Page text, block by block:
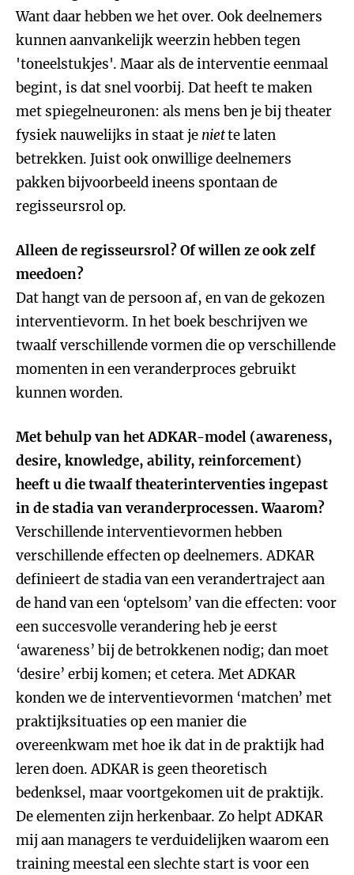
Want daar hebben we het over. Ook deelnemers
kunnen aanvankelijk weerzin hebben tegen
'toneelstukjes'. Maar als de interventie eenmaal
begint, is dat snel voorbij. Dat heeft te maken
met spiegelneuronen: als mens ben je bij theater
fysiek nauwelijks in staat je niette laten
betrekken. Juist ook onwillige deelnemers
pakken bijvoorbeeld ineens spontaan de
regisseursrol op.
Alleen de regisseursrol? Of willen ze ook zelf
meedoen?
Dat hangt van de persoon af, en van de gekozen
interventievorm. In het boek beschrijven we
twaalf verschillende vormen die op verschillende
momenten in een veranderproces gebruikt
kunnen worden.
Met behulp van het ADKAR-model (awareness,
desire, knowledge, ability, reinforcement)
heeft u die twaalf theaterinterventies ingepast
in de stadia van veranderprocessen. Waarom?
Verschillende interventievormen hebben
verschillende effecten op deelnemers. ADKAR
definieert de stadia van een verandertraject aan
de hand van een ‘optelsom’ van die effecten: voor
een succesvolle verandering heb je eerst
‘awareness’ bij de betrokkenen nodig; dan moet
‘desire’ erbij komen; et cetera. Met ADKAR
konden we de interventievormen ‘matchen’ met
praktijksituaties op een manier die
overeenkwam met hoe ik dat in de praktijk had
leren doen. ADKAR is geen theoretisch
bedenksel, maar voortgekomen uit de praktijk.
De elementen zijn herkenbaar. Zo helpt ADKAR
mij aan managers te verduidelijken waarom een
training meestal een slechte start is voor een